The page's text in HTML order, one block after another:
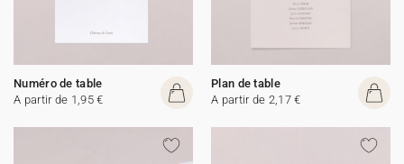
Numéro de table
A partir de 1,95 €
Plan de table
A partir de 2,17 €